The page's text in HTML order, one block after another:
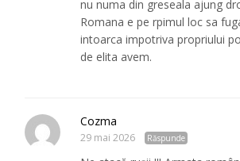
nu numa din greseala ajung
Romana e pe rpimul loc sa
intoarca impotriva propriului
de elita avem.
Cozma
29 mai 2026 Răspunde